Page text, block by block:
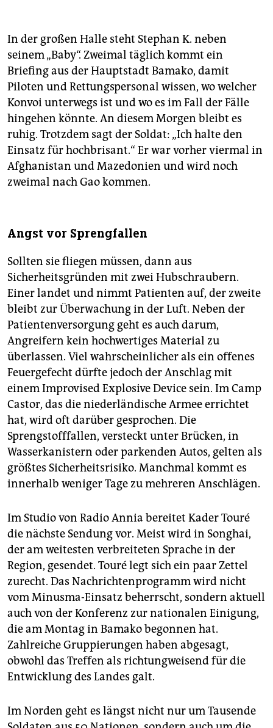
In der großen Halle steht Stephan K. neben
seinem „Baby“. Zweimal täglich kommt ein
Briefing aus der Hauptstadt Bamako, damit
Piloten und Rettungspersonal wissen, wo welcher
Konvoi unterwegs ist und wo es im Fall der Fälle
hingehen könnte. An diesem Morgen bleibt es
ruhig. Trotzdem sagt der Soldat: „Ich halte den
Einsatz für hochbrisant.“ Er war vorher viermal in
Afghanistan und Mazedonien und wird noch
zweimal nach Gao kommen.
Angst vor Sprengfallen
Sollten sie fliegen müssen, dann aus
Sicherheitsgründen mit zwei Hubschraubern.
Einer landet und nimmt Patienten auf, der zweite
bleibt zur Überwachung in der Luft. Neben der
Patientenversorgung geht es auch darum,
Angreifern kein hochwertiges Material zu
überlassen. Viel wahrscheinlicher als ein offenes
Feuergefecht dürfte jedoch der Anschlag mit
einem Improvised Explosive Device sein. Im Camp
Castor, das die niederländische Armee errichtet
hat, wird oft darüber gesprochen. Die
Sprengstofffallen, versteckt unter Brücken, in
Wasserkanistern oder parkenden Autos, gelten als
größtes Sicherheitsrisiko. Manchmal kommt es
innerhalb weniger Tage zu mehreren Anschlägen.
Im Studio von Radio Annia bereitet Kader Touré
die nächste Sendung vor. Meist wird in Songhai,
der am weitesten verbreiteten Sprache in der
Region, gesendet. Touré legt sich ein paar Zettel
zurecht. Das Nachrichtenprogramm wird nicht
vom Minusma-Einsatz beherrscht, sondern aktuell
auch von der Konferenz zur nationalen Einigung,
die am Montag in Bamako begonnen hat.
Zahlreiche Grup­pierungen haben abgesagt,
obwohl das Treffen als richtungweisend für die
Entwicklung des Landes galt.
Im Norden geht es längst nicht nur um Tausende